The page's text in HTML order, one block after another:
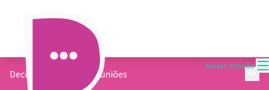
Iniciar sessão
Decide Contagem Reuniões